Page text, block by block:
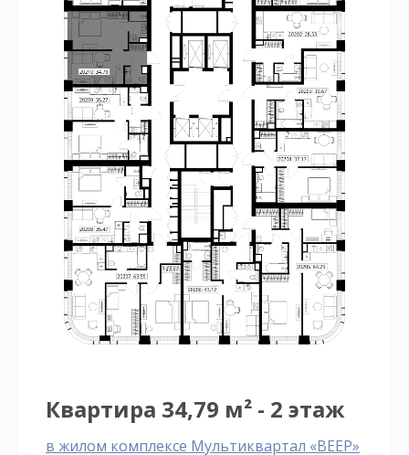
Квартира 34,79 м² - 2 этаж
в жилом комплексе Мультиквартал «ВЕЕР»